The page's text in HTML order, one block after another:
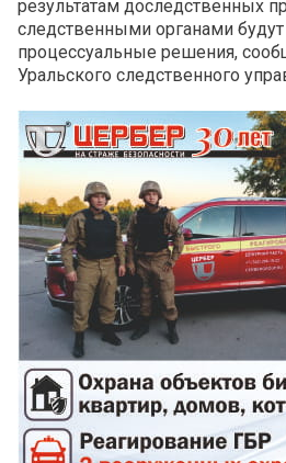
результатам доследственных
следственными органами
процессуальные решения,
Уральского следственного